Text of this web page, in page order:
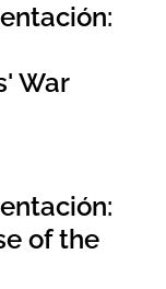
War
of the